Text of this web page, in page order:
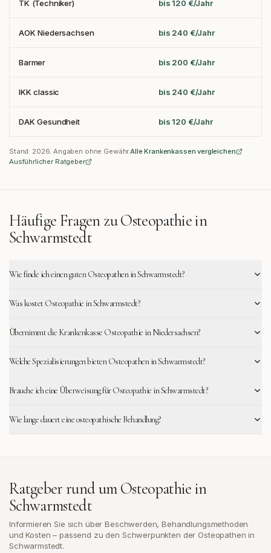
TK (Techniker) bis 120 €/Jahr
AOK Niedersachsen bis 240 €/Jahr
Barmer bis 200 €/Jahr
IKK classic bis 240 €/Jahr
DAK Gesundheit bis 120 €/Jahr
Stand: 2026. Angaben ohne Gewähr.Alle Krankenkassen vergleichen
Ausführlicher Ratgeber
Häufige Fragen zu Osteopathie in
Schwarmstedt
Wie finde ich einen guten Osteopathen in Schwarmstedt?
Was kostet Osteopathie in Schwarmstedt?
Übernimmt die Krankenkasse Osteopathie in Niedersachsen?
Welche Spezialisierungen bieten Osteopathen in Schwarmstedt?
Brauche ich eine Überweisung für Osteopathie in Schwarmstedt?
Wie lange dauert eine osteopathische Behandlung?
Ratgeber rund um Osteopathie in
Schwarmstedt
Informieren Sie sich über Beschwerden, Behandlungsmethoden
und Kosten – passend zu den Schwerpunkten der Osteopathen in
Schwarmstedt.